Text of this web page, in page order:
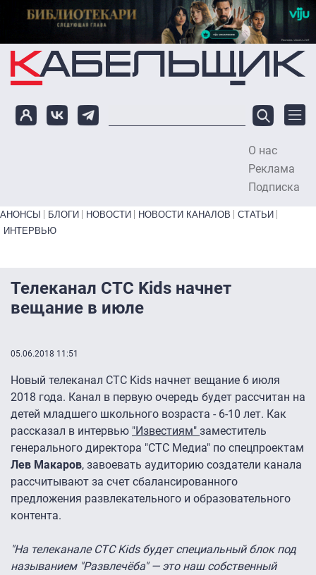
Перейти к основному содержанию
О нас
Реклама
Подписка
Primary links bottom
АНОНСЫ БЛОГИ НОВОСТИ НОВОСТИ КАНАЛОВ
СТАТЬИ
ИНТЕРВЬЮ
Телеканал СТС Kids начнет
вещание в июле
05.06.2018 11:51
Новый телеканал СТС Kids начнет вещание 6 июля
2018 года. Канал в первую очередь будет рассчитан на
детей младшего школьного возраста - 6-10 лет. Как
рассказал в интервью "Известиям" заместитель
генерального директора "СТС Медиа" по спецпроектам
Лев Макаров, завоевать аудиторию создатели канала
рассчитывают за счет сбалансированного
предложения развлекательного и образовательного
контента.
"На телеканале СТС Kids будет специальный блок под
называнием "Развлечёба" — это наш собственный